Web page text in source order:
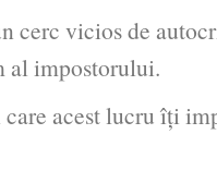
vicios de
al impostorului.
acest lucru îți